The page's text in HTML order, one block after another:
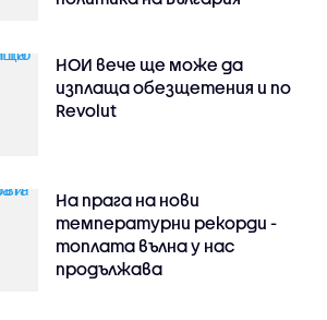
НОИ вече ще може да
изплаща обезщетения и по
Revolut
На прага на нови
температурни рекорди -
топлата вълна у нас
продължава